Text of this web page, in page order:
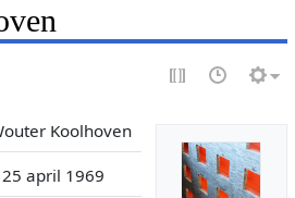
Koolhoven
april 1969